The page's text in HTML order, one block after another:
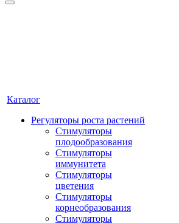
Каталог
Регуляторы роста растений
Стимуляторы
плодообразования
Стимуляторы
иммунитета
Стимуляторы
цветения
Стимуляторы
корнеобразования
Стимуляторы